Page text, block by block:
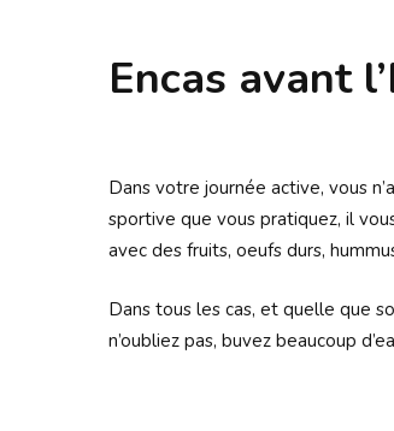
Encas avant
Dans votre journée active, vous
sportive que vous pratiquez, il
avec des fruits, oeufs durs,
Dans tous les cas, et quelle que
n’oubliez pas, buvez beaucoup